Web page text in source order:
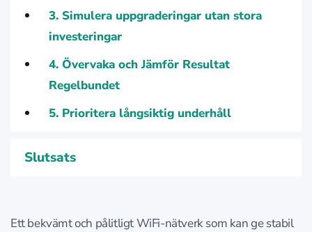
3. Simulera uppgraderingar utan stora
investeringar
4. Övervaka och Jämför Resultat
Regelbundet
5. Prioritera långsiktig underhåll
Slutsats
Ett bekvämt och pålitligt WiFi-nätverk som kan ge stabil